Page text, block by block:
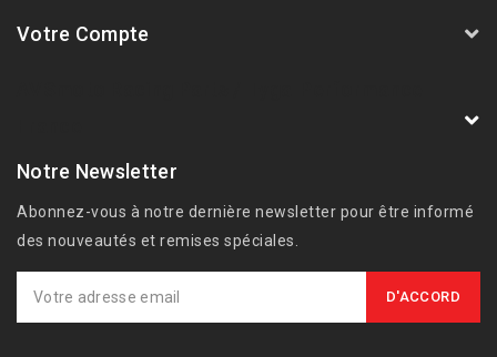
Votre Compte
Notre Newsletter
Abonnez-vous à notre dernière newsletter pour être informé
des nouveautés et remises spéciales.